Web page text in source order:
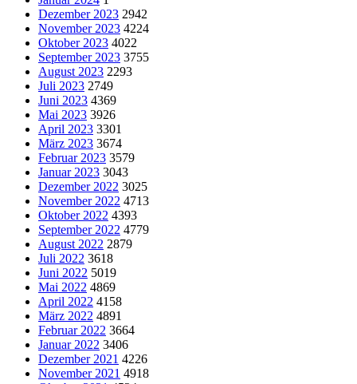
Dezember 2023 2942
November 2023 4224
Oktober 2023 4022
September 2023 3755
August 2023 2293
Juli 2023 2749
Juni 2023 4369
Mai 2023 3926
April 2023 3301
März 2023 3674
Februar 2023 3579
Januar 2023 3043
Dezember 2022 3025
November 2022 4713
Oktober 2022 4393
September 2022 4779
August 2022 2879
Juli 2022 3618
Juni 2022 5019
Mai 2022 4869
April 2022 4158
März 2022 4891
Februar 2022 3664
Januar 2022 3406
Dezember 2021 4226
November 2021 4918